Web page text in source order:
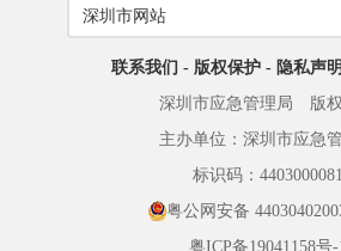
联系我们 - 版权保护- 隐私声明
深圳市应急管理局 版
主办单位：深圳市应急
标识码：4403000081
粤公网安备
粤ICP备19041158号-